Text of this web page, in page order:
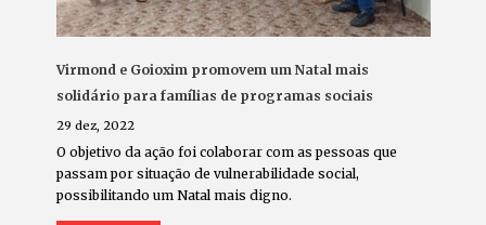
Virmond e Goioxim promovem um Natal mais
solidário para famílias de programas sociais
29 dez, 2022
O objetivo da ação foi colaborar com as pessoas que
passam por situação de vulnerabilidade social,
possibilitando um Natal mais digno.